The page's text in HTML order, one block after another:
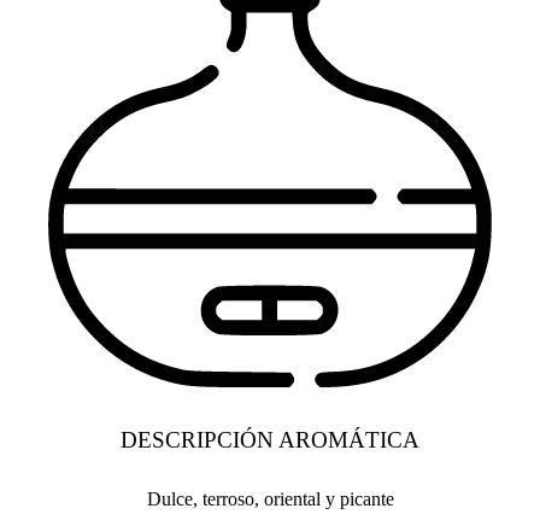
DESCRIPCIÓN AROMÁTICA
Dulce, terroso, oriental y picante